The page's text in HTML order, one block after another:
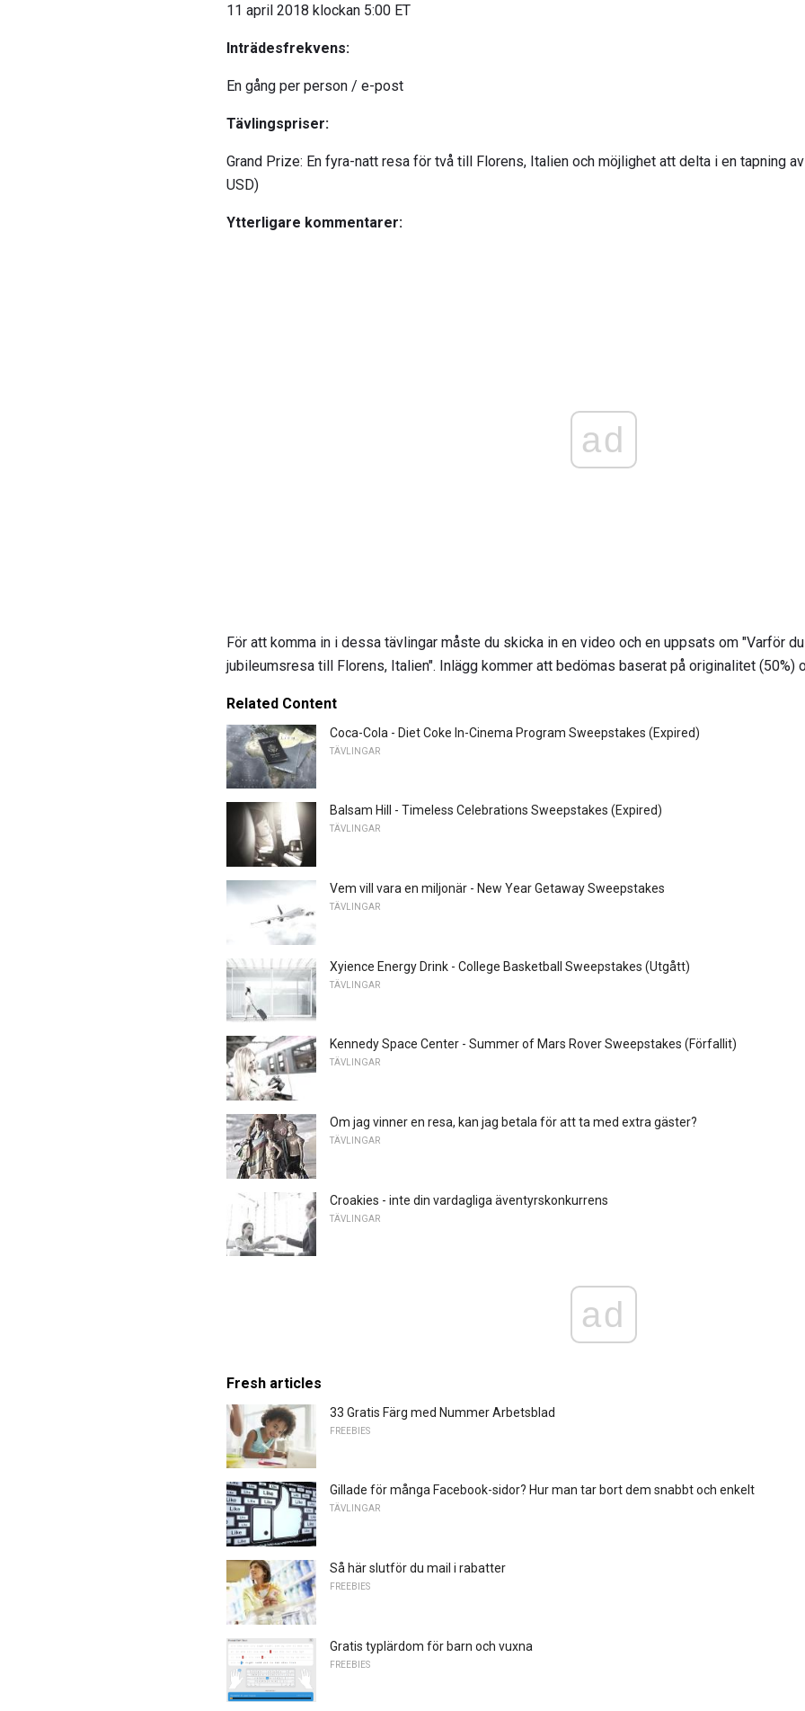
11 april 2018 klockan 5:00 ET
Inträdesfrekvens:
En gång per person / e-post
Tävlingspriser:
Grand Prize: En fyra-natt resa för två till Florens, Italien och möjlighet att delta i en tapning
USD)
Ytterligare kommentarer:
ad
För att komma in i dessa tävlingar måste du skicka in en video och en uppsats om "Varför
jubileumsresa till Florens, Italien". Inlägg kommer att bedömas baserat på originalitet (50%)
Related Content
Coca-Cola - Diet Coke In-Cinema Program Sweepstakes (Expired)
TÄVLINGAR
Balsam Hill - Timeless Celebrations Sweepstakes (Expired)
TÄVLINGAR
Vem vill vara en miljonär - New Year Getaway Sweepstakes
TÄVLINGAR
Xyience Energy Drink - College Basketball Sweepstakes (Utgått)
TÄVLINGAR
Kennedy Space Center - Summer of Mars Rover Sweepstakes (Förfallit)
TÄVLINGAR
Om jag vinner en resa, kan jag betala för att ta med extra gäster?
TÄVLINGAR
Croakies - inte din vardagliga äventyrskonkurrens
TÄVLINGAR
ad
Fresh articles
33 Gratis Färg med Nummer Arbetsblad
FREEBIES
Gillade för många Facebook-sidor? Hur man tar bort dem snabbt och enkelt
TÄVLINGAR
Så här slutför du mail i rabatter
FREEBIES
Gratis typlärdom för barn och vuxna
FREEBIES